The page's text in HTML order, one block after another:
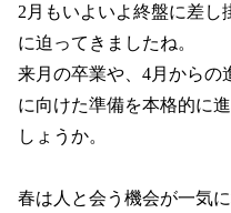
2月もいよいよ終盤に差し
に迫ってきましたね。
来月の卒業や、4月からの
に向けた準備を本格的に
しょうか。
春は人と会う機会が一気